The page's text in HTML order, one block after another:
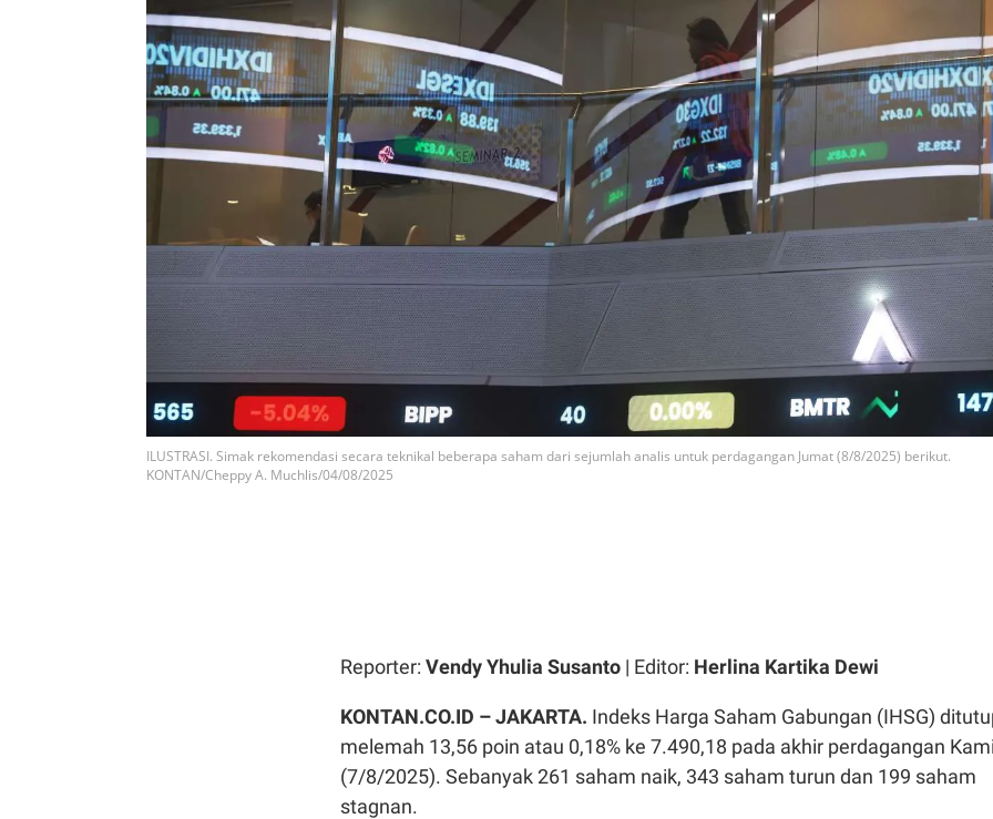
ILUSTRASI. Simak rekomendasi secara teknikal beberapa saham dari sejumlah analis untuk perdagangan Jumat (8/8/2025) berikut.
KONTAN/Cheppy A. Muchlis/04/08/2025
Reporter: Vendy Yhulia Susanto | Editor: Herlina Kartika Dewi
KONTAN.CO.ID – JAKARTA. Indeks Harga Saham Gabungan (IHSG)
melemah 13,56 poin atau 0,18% ke 7.490,18 pada akhir perdagangan
(7/8/2025). Sebanyak 261 saham naik, 343 saham turun dan 199 saham
stagnan.